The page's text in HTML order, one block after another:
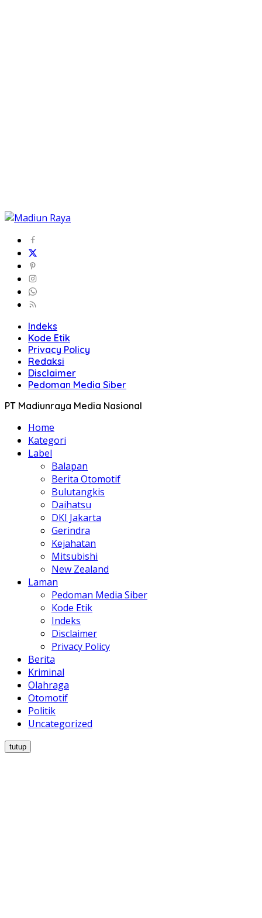
Indeks
Kode Etik
Privacy Policy
Redaksi
Disclaimer
Pedoman Media Siber
PT Madiunraya Media Nasional
Home
Kategori
Label
Balapan
Berita Otomotif
Bulutangkis
Daihatsu
DKI Jakarta
Gerindra
Kejahatan
Mitsubishi
New Zealand
Laman
Pedoman Media Siber
Kode Etik
Indeks
Disclaimer
Privacy Policy
Berita
Kriminal
Olahraga
Otomotif
Politik
Uncategorized
tutup